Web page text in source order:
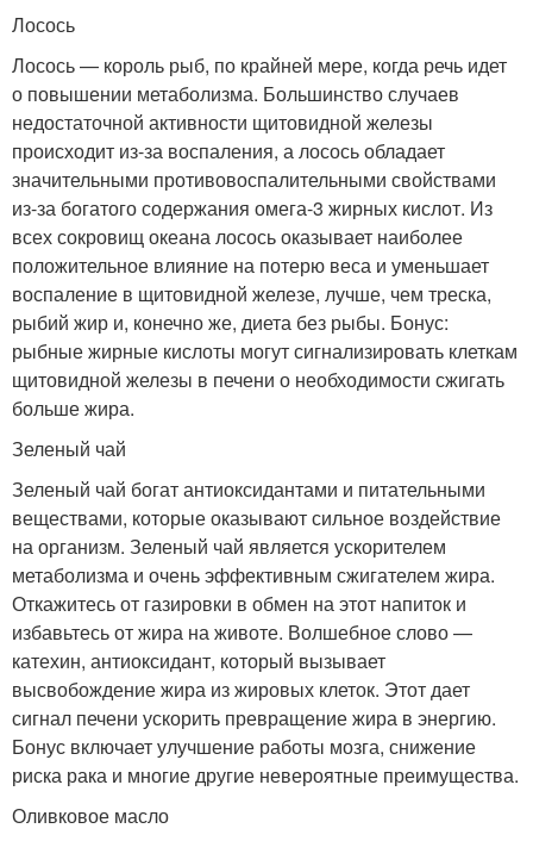
Лосось
Лосось — король рыб, по крайней мере, когда речь идет
о повышении метаболизма. Большинство случаев
недостаточной активности щитовидной железы
происходит из-за воспаления, а лосось обладает
значительными противовоспалительными свойствами
из-за богатого содержания омега-3 жирных кислот. Из
всех сокровищ океана лосось оказывает наиболее
положительное влияние на потерю веса и уменьшает
воспаление в щитовидной железе, лучше, чем треска,
рыбий жир и, конечно же, диета без рыбы. Бонус:
рыбные жирные кислоты могут сигнализировать клеткам
щитовидной железы в печени о необходимости сжигать
больше жира.
Зеленый чай
Зеленый чай богат антиоксидантами и питательными
веществами, которые оказывают сильное воздействие
на организм. Зеленый чай является ускорителем
метаболизма и очень эффективным сжигателем жира.
Откажитесь от газировки в обмен на этот напиток и
избавьтесь от жира на животе. Волшебное слово —
катехин, антиоксидант, который вызывает
высвобождение жира из жировых клеток. Этот дает
сигнал печени ускорить превращение жира в энергию.
Бонус включает улучшение работы мозга, снижение
риска рака и многие другие невероятные преимущества.
Оливковое масло